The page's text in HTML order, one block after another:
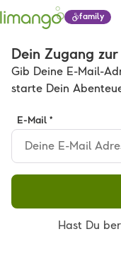
family
Dein Zugang
Gib Deine E-Mail-
starte Dein
E-Mail *
Hast Du